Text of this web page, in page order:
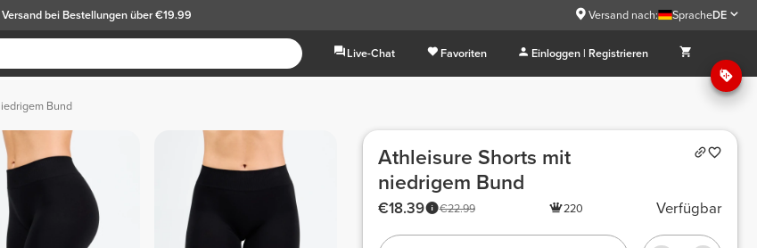
Versandbei Bestellungen über €19.99 Versand nach: SpracheDE
Live-Chat Favoriten Einloggen | Registrieren
Bund
Athleisure Shorts mit
niedrigem Bund
€22.99
€18.39 220 Verfügbar